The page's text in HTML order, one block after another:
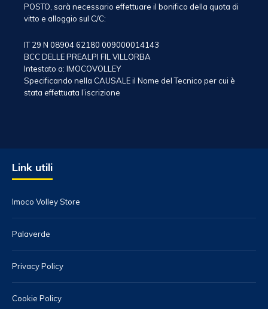
POSTO, sarà necessario effettuare il bonifico della quota di
vitto e alloggio sul C/C:
IT 29 N 08904 62180 009000014143
BCC DELLE PREALPI FIL VILLORBA
Intestato a: IMOCOVOLLEY
Specificando nella CAUSALE il Nome del Tecnico per cui è
stata effettuata l’iscrizione
Link utili
Imoco Volley Store
Palaverde
Privacy Policy
Cookie Policy